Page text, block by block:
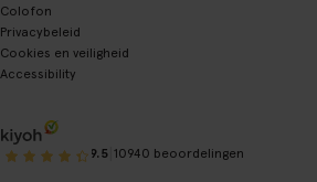
Colofon
Privacybeleid
Cookies en veiligheid
Accessibility
9.5 10940 beoordelingen